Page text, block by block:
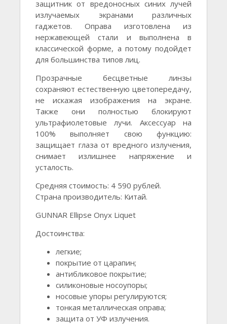
защитник от вредоносных синих лучей
излучаемых экранами различных
гаджетов. Оправа изготовлена из
нержавеющей стали и выполнена в
классической форме, а потому подойдет
для большинства типов лиц.
Прозрачные бесцветные линзы
сохраняют естественную цветопередачу,
не искажая изображения на экране.
Также они полностью блокируют
ультрафиолетовые лучи. Аксессуар на
100% выполняет свою функцию:
защищает глаза от вредного излучения,
снимает излишнее напряжение и
усталость.
Средняя стоимость: 4 590 рублей.
Страна производитель: Китай.
GUNNAR Ellipse Onyx Liquet
Достоинства:
легкие;
покрытие от царапин;
антибликовое покрытие;
силиконовые носоупоры;
носовые упоры регулируются;
тонкая металлическая оправа;
защита от УФ излучения.